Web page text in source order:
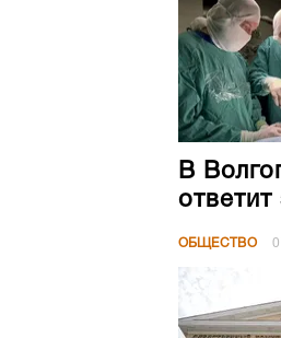
В
ответит
ОБЩЕСТВО